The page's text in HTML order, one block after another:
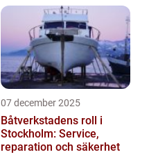
07 december 2025
Båtverkstadens roll i
Stockholm: Service,
reparation och säkerhet